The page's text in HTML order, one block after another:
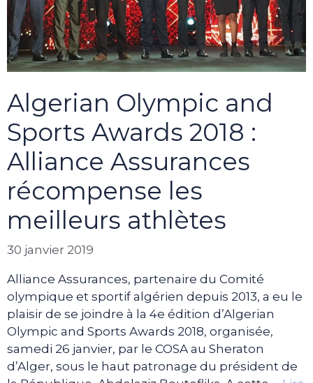
Algerian Olympic and
Sports Awards 2018 :
Alliance Assurances
récompense les
meilleurs athlètes
30 janvier 2019
Alliance Assurances, partenaire du Comité
olympique et sportif algérien depuis 2013, a eu le
plaisir de se joindre à la 4e édition d’Algerian
Olympic and Sports Awards 2018, organisée,
samedi 26 janvier, par le COSA au Sheraton
d’Alger, sous le haut patronage du président de